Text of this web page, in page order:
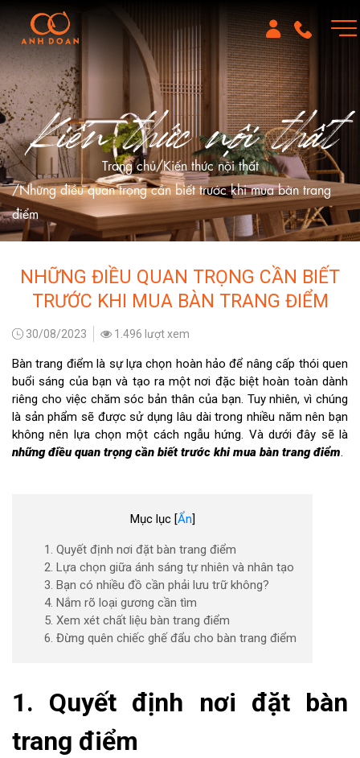
Kiến thức nội thất
Trang chủ Kiến thức nội thất
Những điều quan trọng cần biết trước khi mua bàn trang
điểm
NHỮNG ĐIỀU QUAN TRỌNG CẦN BIẾT
TRƯỚC KHI MUA BÀN TRANG ĐIỂM
30/08/2023 1.496 lượt xem
Bàn trang điểm là sự lựa chọn hoàn hảo để nâng cấp thói quen
buổi sáng của bạn và tạo ra một nơi đặc biệt hoàn toàn dành
riêng cho việc chăm sóc bản thân của bạn. Tuy nhiên, vì chúng
là sản phẩm sẽ được sử dụng lâu dài trong nhiều năm nên bạn
không nên lựa chọn một cách ngẫu hứng. Và dưới đây sẽ là
những điều quan trọng cần biết trước khi mua bàn trang điểm.
Mục lục [Ẩn]
1. Quyết định nơi đặt bàn trang điểm
2. Lựa chọn giữa ánh sáng tự nhiên và nhân tạo
3. Bạn có nhiều đồ cần phải lưu trữ không?
4. Nắm rõ loại gương cần tìm
5. Xem xét chất liệu bàn trang điểm
6. Đừng quên chiếc ghế đẩu cho bàn trang điểm
1. Quyết định nơi đặt bàn
trang điểm